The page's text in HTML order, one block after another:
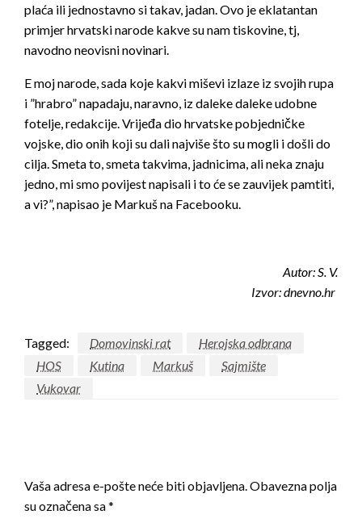
plaća ili jednostavno si takav, jadan. Ovo je eklatantan
primjer hrvatski narode kakve su nam tiskovine, tj,
navodno neovisni novinari.
E moj narode, sada koje kakvi miševi izlaze iz svojih rupa
i ”hrabro” napadaju, naravno, iz daleke daleke udobne
fotelje, redakcije. Vrijeđa dio hrvatske pobjedničke
vojske, dio onih koji su dali najviše što su mogli i došli do
cilja. Smeta to, smeta takvima, jadnicima, ali neka znaju
jedno, mi smo povijest napisali i to će se zauvijek pamtiti,
a vi?”, napisao je Markuš na Facebooku.
Autor: S. V.
Izvor: dnevno.hr
Tagged: Domovinski rat
Herojska odbrana
HOS
Kutina Markuš
Sajmište
Vukovar
Vaša adresa e-pošte neće biti objavljena.Obavezna polja
su označena sa*